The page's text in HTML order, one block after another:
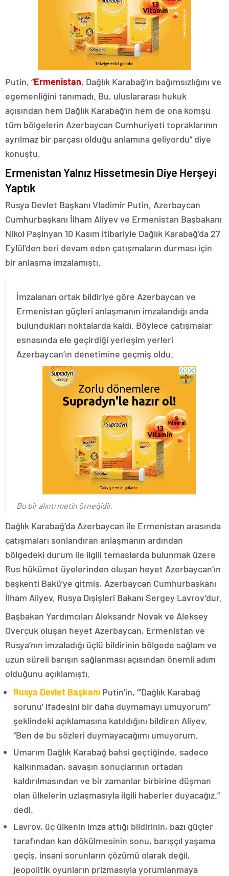
Putin, “Ermenistan, Dağlık Karabağ’ın bağımsızlığını ve
egemenliğini tanımadı. Bu, uluslararası hukuk
açısından hem Dağlık Karabağ’ın hem de ona komşu
tüm bölgelerin Azerbaycan Cumhuriyeti topraklarının
ayrılmaz bir parçası olduğu anlamına geliyordu” diye
konuştu.
Ermenistan Yalnız Hissetmesin Diye Herşeyi
Yaptık
Rusya Devlet Başkanı Vladimir Putin, Azerbaycan
Cumhurbaşkanı İlham Aliyev ve Ermenistan Başbakanı
Nikol Paşinyan 10 Kasım itibariyle Dağlık Karabağ’da 27
Eylül’den beri devam eden çatışmaların durması için
bir anlaşma imzalamıştı.
İmzalanan ortak bildiriye göre Azerbaycan ve
Ermenistan güçleri anlaşmanın imzalandığı anda
bulundukları noktalarda kaldı. Böylece çatışmalar
esnasında ele geçirdiği yerleşim yerleri
Azerbaycan’ın denetimine geçmiş oldu.
Bu bir alıntı metin örneğidir.
Dağlık Karabağ’da Azerbaycan ile Ermenistan arasında
çatışmaları sonlandıran anlaşmanın ardından
bölgedeki durum ile ilgili temaslarda bulunmak üzere
Rus hükümet üyelerinden oluşan heyet Azerbaycan’ın
başkenti Bakü’ye gitmiş, Azerbaycan Cumhurbaşkanı
İlham Aliyev, Rusya Dışişleri Bakanı Sergey Lavrov’dur.
Başbakan Yardımcıları Aleksandr Novak ve Aleksey
Overçuk oluşan heyet Azerbaycan, Ermenistan ve
Rusya’nın imzaladığı üçlü bildirinin bölgede sağlam ve
uzun süreli barışın sağlanması açısından önemli adım
olduğunu açıklamıştı.
Rusya Devlet Başkanı Putin’in, “‘Dağlık Karabağ
sorunu’ ifadesini bir daha duymamayı umuyorum”
şeklindeki açıklamasına katıldığını bildiren Aliyev,
“Ben de bu sözleri duymayacağımı umuyorum.
Umarım Dağlık Karabağ bahsi geçtiğinde, sadece
kalkınmadan, savaşın sonuçlarının ortadan
kaldırılmasından ve bir zamanlar birbirine düşman
olan ülkelerin uzlaşmasıyla ilgili haberler duyacağız.”
dedi.
Lavrov, üç ülkenin imza attığı bildirinin, bazı güçler
tarafından kan dökülmesinin sonu, barışçıl yaşama
geçiş, insani sorunların çözümü olarak değil,
jeopolitik oyunların prizmasıyla yorumlanmaya